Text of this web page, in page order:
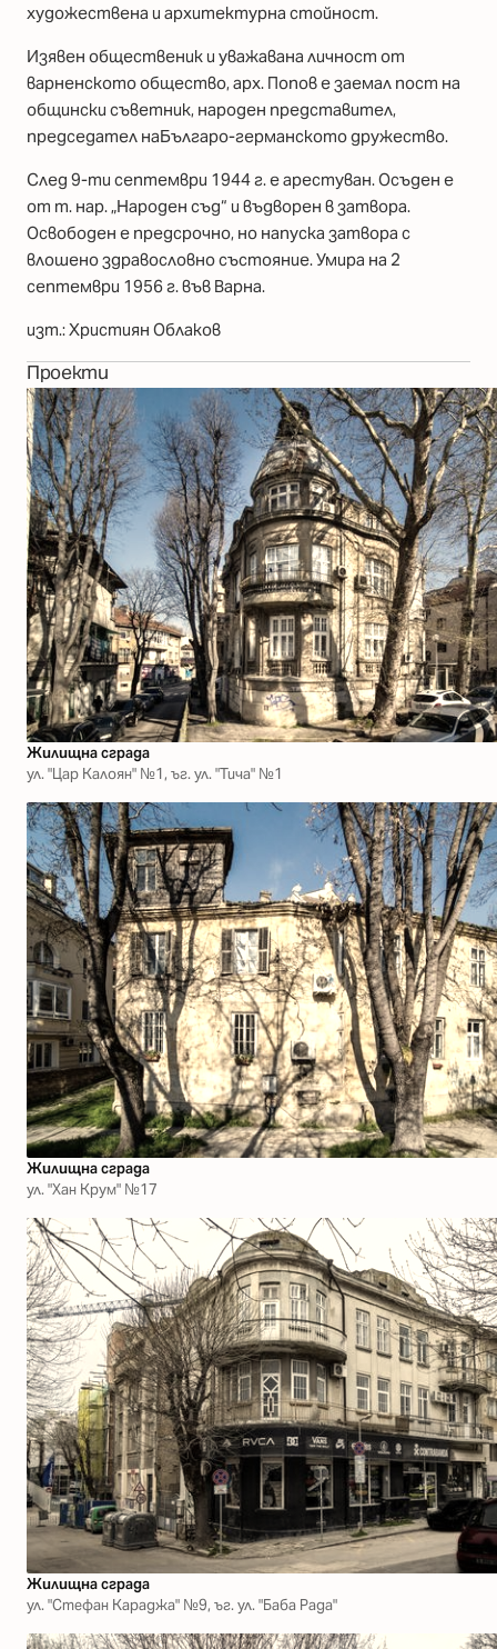
художествена и архитектурна стойност.
Изявен общественик и уважавана личност от
варненското общество, арх. Попов е заемал пост на
общински съветник, народен представител,
председател наБългаро-германското дружество.
След 9-ти септември 1944 г. е арестуван. Осъден е
от т. нар. „Народен съд“ и въдворен в затвора.
Освободен е предсрочно, но напуска затвора с
влошено здравословно състояние. Умира на 2
септември 1956 г. във Варна.
изт.: Християн Облаков
Проекти
Жилищна сграда
ул. "Цар Калоян" №1, ъг. ул. "Тича" №1
Жилищна сграда
ул. "Хан Крум" №17
Жилищна сграда
ул. "Стефан Караджа" №9, ъг. ул. "Баба Рада"